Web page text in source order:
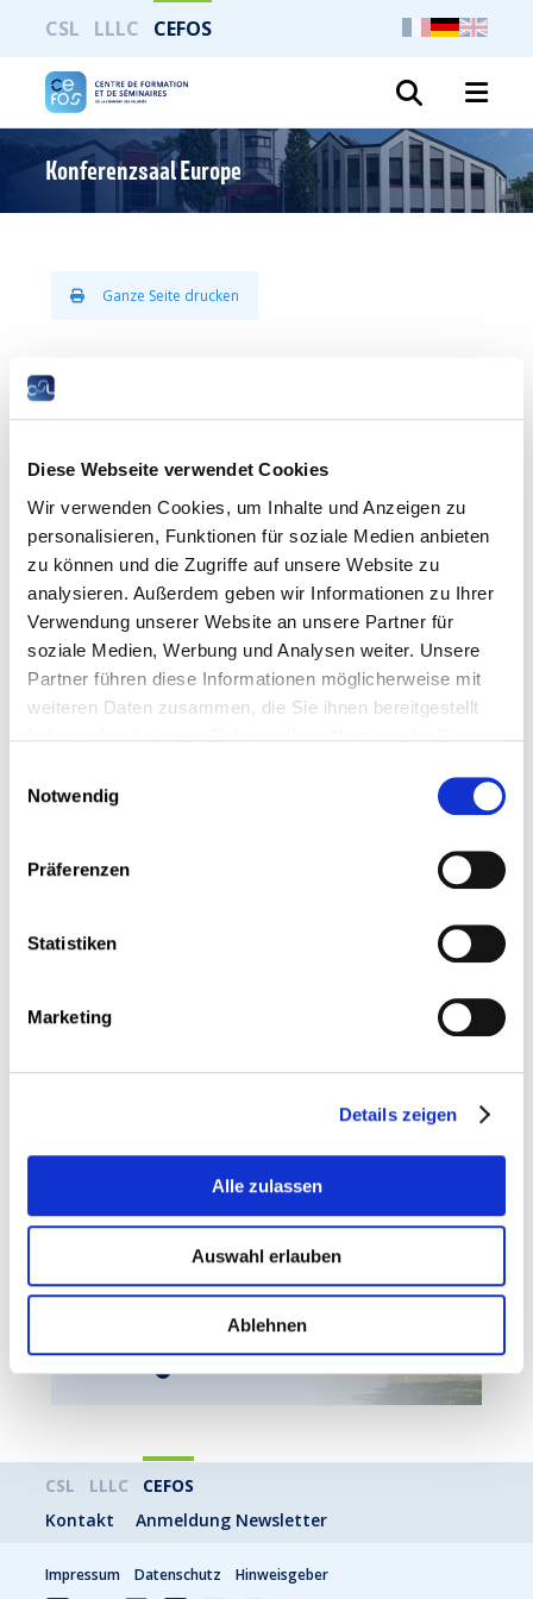
Diese Webseite verwendet Cookies
Wir verwenden Cookies, um Inhalte und Anzeigen zu
personalisieren, Funktionen für soziale Medien anbieten
zu können und die Zugriffe auf unsere Website zu
analysieren. Außerdem geben wir Informationen zu Ihrer
Verwendung unserer Website an unsere Partner für
soziale Medien, Werbung und Analysen weiter. Unsere
Partner führen diese Informationen möglicherweise mit
weiteren Daten zusammen, die Sie ihnen bereitgestellt
Notwendig
Präferenzen
Statistiken
Marketing
Details zeigen
Alle zulassen
Auswahl erlauben
Ablehnen
CSL LLLC CEFOS
Konferenzsaal Europe
Ganze Seite drucken
Konferenzsaal Europe
Der Konferenzsaal Europe bietet je nach Verfügbarkeit
zwischen20 und 330 PersonenPlatz.
Dieser Konferenzsaal verfügt über das nachstehende
Beamer
Whiteboard
Audiovisuelle Ausrüstung, Aufzeichnung
Rednerpult
Podium
Moderationskoffer
Saal Schengen / Remerschen
MEHR
CSL LLLC
CEFOS
Kontakt
Anmeldung Newsletter
Impressum Datenschutz Hinweisgeber